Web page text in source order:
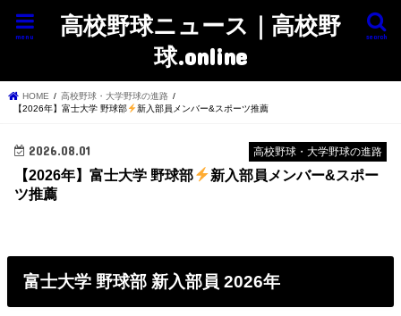
高校野球ニュース｜高校野
球.online
search
menu
HOME
高校野球・大学野球の進路
【2026年】富士大学 野球部
新入部員メンバー&スポーツ推薦
高校野球・大学野球の進路
2026.08.01
【2026年】富士大学 野球部
新入部員メンバー&スポー
ツ推薦
富士大学 野球部 新入部員 2026年